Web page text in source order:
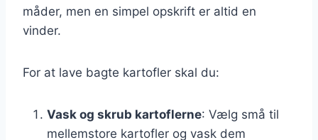
måder, men en simpel opskrift er altid en
vinder.
For at lave bagte kartofler skal du:
Vask og skrub kartoflerne: Vælg små til
mellemstore kartofler og vask dem